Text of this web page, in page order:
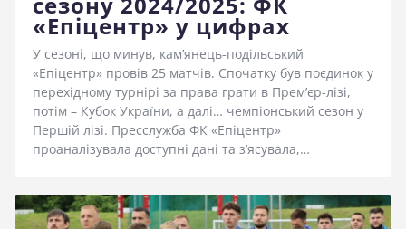
«Епіцентр» у цифрах
У сезоні, що минув, кам’янець-подільський
«Епіцентр» провів 25 матчів. Спочатку був поєдинок у
перехідному турнірі за права грати в Прем’єр-лізі,
потім – Кубок України, а далі… чемпіонський сезон у
Першій лізі. Пресслужба ФК «Епіцентр»
проаналізувала доступні дані та з’ясувала,…